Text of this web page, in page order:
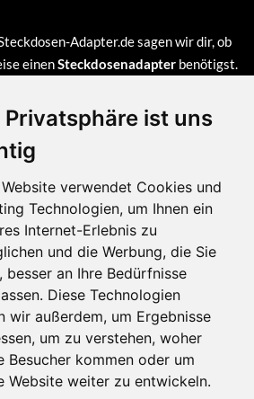
Privatsphäre ist uns
verwendet Cookies und
Technologien, um Ihnen ein
Internet-Erlebnis zu
und die Werbung, die Sie
besser an Ihre Bedürfnisse
Diese Technologien
wir außerdem, um Ergebnisse
um zu verstehen, woher
Besucher kommen oder um
Website weiter zu entwickeln.
Adapter.de sagen wir dir, ob
einenSteckdosenadapter benötigst.
Webseite ist
wir erhalten, sofern du bei einem
(z.B. Amazon) eine Bestellung
Informationen auf dieser Webseite
sind Haftungsansprüche, welche sich
ideeller Art beziehen, die durch die
der dargebotenen Informationen
und unvollständiger
wurden, grundsätzlich